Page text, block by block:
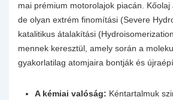
mai prémium motorolajok piacán. Kőolaj
de olyan extrém finomítási (Severe
katalitikus átalakítási
mennek keresztül, amely során a
gyakorlatilag atomjaira bontják és
A kémiai valóság: Kéntartalmuk